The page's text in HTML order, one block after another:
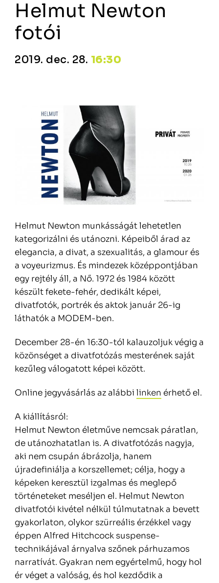
Helmut Newton
fotói
2019. dec. 28. 16:30
Helmut Newton munkásságát lehetetlen
kategorizálni és utánozni. Képeiből árad az
elegancia, a divat, a szexualitás, a glamour és
a voyeurizmus. És mindezek középpontjában
egy rejtély áll, a Nő. 1972 és 1984 között
készült fekete-fehér, dedikált képei,
divatfotók, portrék és aktok január 26-ig
láthatók a MODEM-ben.
December 28-én 16:30-tól kalauzoljuk végig a
közönséget a divatfotózás mesterének saját
kezűleg válogatott képei között.
Online jegyvásárlás az alábbi linken érhető el.
A kiállításról:
Helmut Newton életműve nemcsak páratlan,
de utánozhatatlan is. A divatfotózás nagyja,
aki nem csupán ábrázolja, hanem
újradefiniálja a korszellemet; célja, hogy a
képeken keresztül izgalmas és meglepő
történeteket meséljen el. Helmut Newton
divatfotói kivétel nélkül túlmutatnak a bevett
gyakorlaton, olykor szürreális érzékkel vagy
éppen Alfred Hitchcock suspense-
technikájával árnyalva szőnek párhuzamos
narratívát. Gyakran nem egyértelmű, hogy hol
ér véget a valóság, és hol kezdődik a